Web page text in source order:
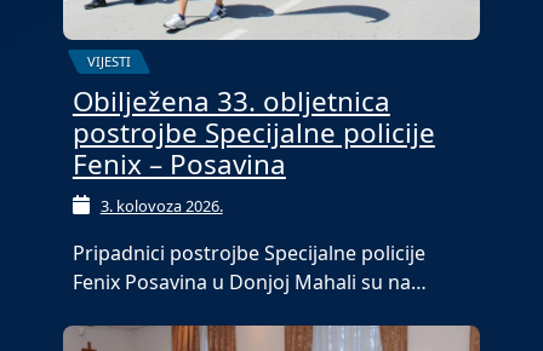
VIJESTI
Obilježena 33. obljetnica
postrojbe Specijalne policije
Fenix – Posavina
3. kolovoza 2026.
Pripadnici postrojbe Specijalne policije
Fenix Posavina u Donjoj Mahali su na…